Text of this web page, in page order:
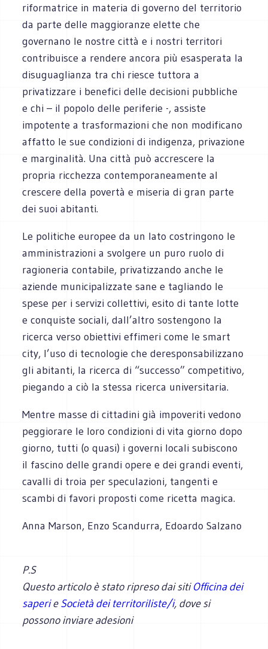
riformatrice in materia di governo del territorio
da parte delle maggioranze elette che
governano le nostre città e i nostri territori
contribuisce a rendere ancora più esasperata la
disuguaglianza tra chi riesce tuttora a
privatizzare i benefici delle decisioni pubbliche
e chi – il popolo delle periferie -, assiste
impotente a trasformazioni che non modificano
affatto le sue condizioni di indigenza, privazione
e marginalità. Una città può accrescere la
propria ricchezza contemporaneamente al
crescere della povertà e miseria di gran parte
dei suoi abitanti.
Le politiche europee da un lato costringono le
amministrazioni a svolgere un puro ruolo di
ragioneria contabile, privatizzando anche le
aziende municipalizzate sane e tagliando le
spese per i servizi collettivi, esito di tante lotte
e conquiste sociali, dall’altro sostengono la
ricerca verso obiettivi effimeri come le smart
city, l’uso di tecnologie che deresponsabilizzano
gli abitanti, la ricerca di “successo” competitivo,
piegando a ciò la stessa ricerca universitaria.
Mentre masse di cittadini già impoveriti vedono
peggiorare le loro condizioni di vita giorno dopo
giorno, tutti (o quasi) i governi locali subiscono
il fascino delle grandi opere e dei grandi eventi,
cavalli di troia per speculazioni, tangenti e
scambi di favori proposti come ricetta magica.
Anna Marson, Enzo Scandurra, Edoardo Salzano
P.S
Questo articolo è stato ripreso dai sitiOfficina dei
saperieSocietà dei territoriliste/i, dove si
possono inviare adesioni